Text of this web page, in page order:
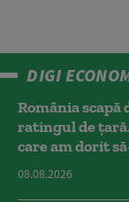
DIGI
România
ratingul de
care am dorit
08.08.2026